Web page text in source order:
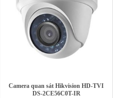
Camera quan sát Hikvision HD-TVI
DS-2CE56C0T-IR